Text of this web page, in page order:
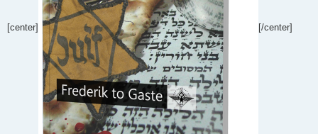
[center] [/center]